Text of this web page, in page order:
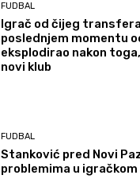
FUDBAL
Igrač od čijeg
poslednjem momentu
eksplodirao nakon
novi klub
FUDBAL
Stanković pred Novi
problemima u igračkom